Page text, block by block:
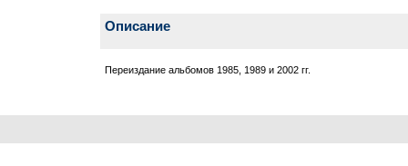
Описание
Переиздание альбомов 1985, 1989 и 2002 гг.